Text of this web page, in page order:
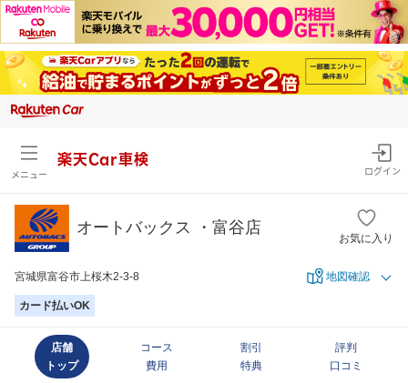
メニュー
楽天Car車検
ログイン
オートバックス ・富谷店
お気に入り
宮城県富谷市上桜木2-3-8 地図確認
カード払いOK
店舗
トップ
コース
費用
割引
特典
評判
口コミ